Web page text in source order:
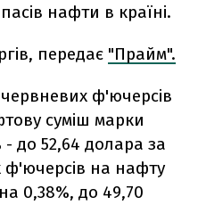
нафти в країні.
передає "Прайм".
червневих ф'ючерсів
суміш марки
- до 52,64 долара за
ф'ючерсів на нафту
0,38%, до 49,70